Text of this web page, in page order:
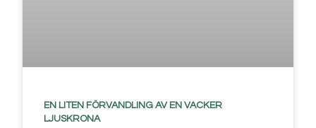
EN LITEN FÖRVANDLING AV EN VACKER
LJUSKRONA